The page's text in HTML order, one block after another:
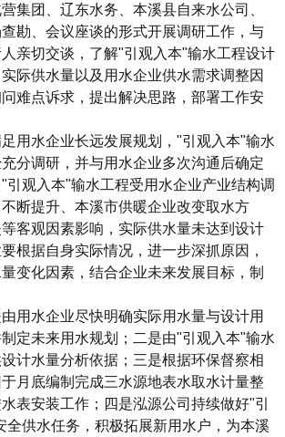
集团、辽东水务、本溪县自来水公司、
勘、会议座谈的形式开展调研工作，与
亲切交谈，了解"引观入本"输水工程设计
际供水量以及用水企业供水需求调整因
难点诉求，提出解决思路，部署工作安
用水企业长远发展规划， "引观入本"输水
分调研， 并与用水企业多次沟通后确定
引观入本"输水工程受用水企业产业结构调
断提升、本溪市供暖企业改变取水方
客观因素影响，实际供水量未达到设计
根据自身实际情况，进一步深抓原因，
变化因素，结合企业未来发展目标，制
用水企业尽快明确实际用水量与设计用
定未来用水规划；二是由"引观入本"输水
计水量分析依据；三是根据环保督察相
月底编制完成三水源地表水取水计量整
表安装工作；四是泓源公司持续做好"引
供水任务， 积极拓展新用水户， 为本溪